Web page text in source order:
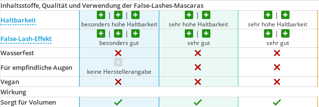
Inhaltsstoffe, Qualität und Verwendung der False-Lashes-Mascaras
Haltbarkeit
besonders hohe Haltbarkeit sehr hohe Haltbarkeit sehr hohe Haltbarkeit
False-Lash-Effekt besonders gut sehr gut sehr gut
Wasserfest
Für empfindliche Augen
keine Herstellerangabe
Vegan
Wirkung
Sorgt für Volumen